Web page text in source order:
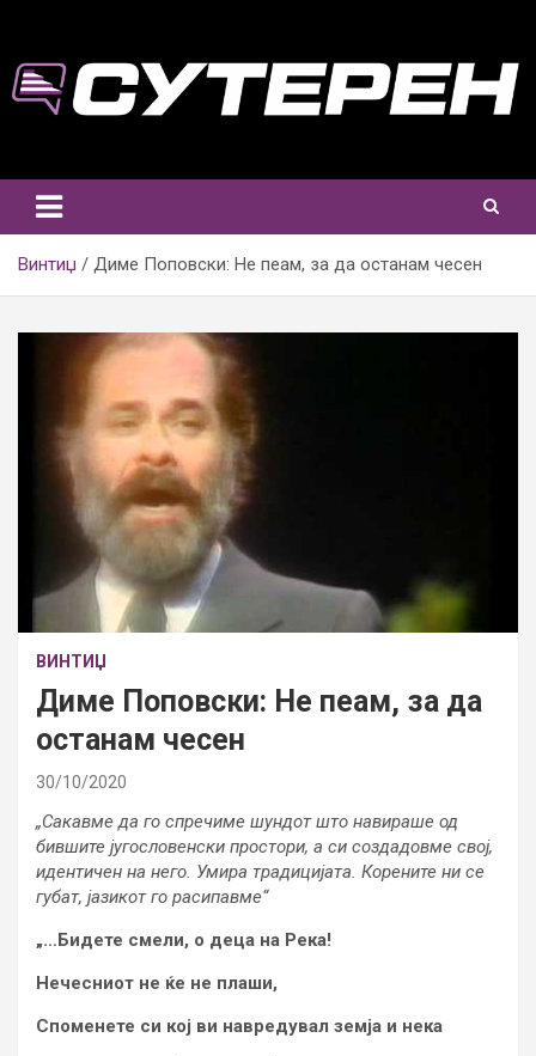
content
Винтиџ Диме Поповски: Не пеам, за да останам чесен
ВИНТИЏ
Диме Поповски: Не пеам, за да
останам чесен
30/10/2020
„Сакавме да го спречиме шундот што навираше од
бившите југословенски простори, а си создадовме свој,
идентичен на него. Умира традицијата. Корените ни се
губат, јазикот го расипавме“
„…Бидете смели, о деца на Река!
Нечесниот не ќе не плаши,
Споменете си кој ви навредувал земја и нека